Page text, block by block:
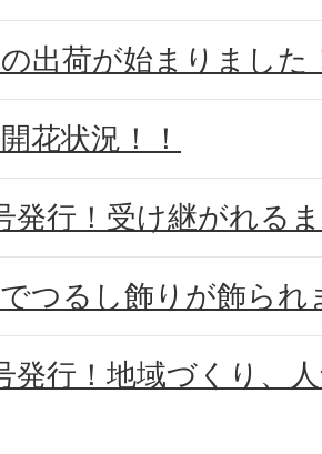
出荷が始まりました
花状況！！
発行！受け継がれる
つるし飾りが飾られ
発行！地域づくり、